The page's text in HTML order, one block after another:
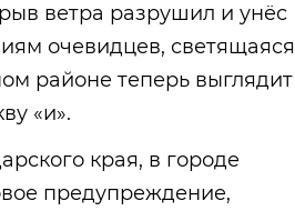
ветра разрушил и унёс
очевидцев, светящаяся
районе теперь выглядит
«и».
края, в городе
предупреждение,